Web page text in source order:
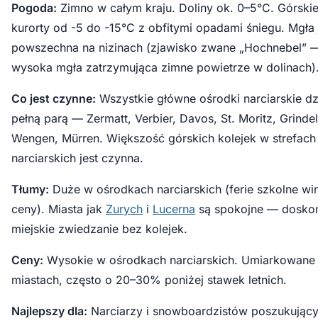
Pogoda: Zimno w całym kraju. Doliny ok. 0–5°C. Górskie
kurorty od -5 do -15°C z obfitymi opadami śniegu. Mgła
powszechna na nizinach (zjawisko zwane „Hochnebel”
wysoka mgła zatrzymująca zimne powietrze w
Co jest czynne: Wszystkie główne ośrodki narciarskie
pełną parą — Zermatt, Verbier, Davos, St. Moritz,
Wengen, Mürren. Większość górskich kolejek w strefach
narciarskich jest czynna.
Tłumy: Duże w ośrodkach narciarskich (ferie szkolne
ceny). Miasta jak Zurych i Lucerna są spokojne —
miejskie zwiedzanie bez kolejek.
Ceny: Wysokie w ośrodkach narciarskich.
miastach, często o 20–30% poniżej stawek letnich.
Najlepszy dla: Narciarzy i snowboardzistów